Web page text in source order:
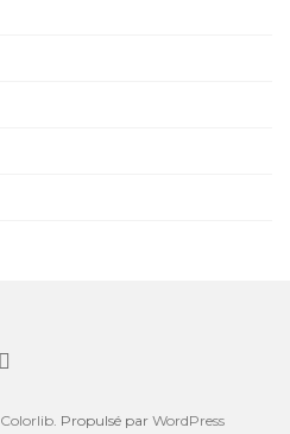
Colorlib. Propulsé par WordPress